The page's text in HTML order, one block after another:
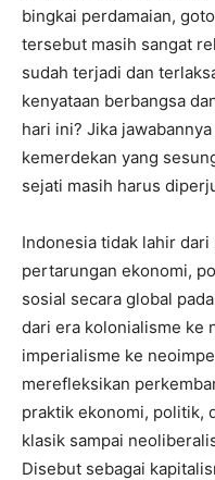
bingkai perdamaian,
tersebut masih sangat
sudah terjadi dan
kenyataan berbangsa
hari ini? Jika
kemerdekan yang
sejati masih harus
Indonesia tidak lahir
pertarungan ekonomi,
sosial secara global
dari era kolonialisme ke
imperialisme ke
merefleksikan
praktik ekonomi, politik,
klasik sampai
Disebut sebagai